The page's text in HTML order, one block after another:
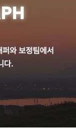
와 보정팀에서
다.